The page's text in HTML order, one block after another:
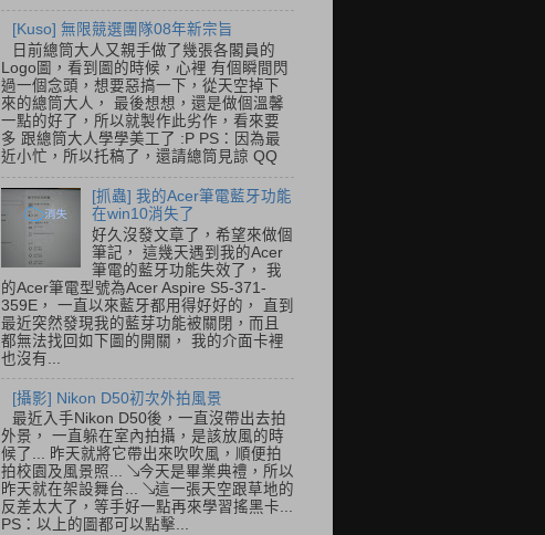
[Kuso] 無限競選團隊08年新宗旨
日前總筒大人又親手做了幾張各閣員的
Logo圖，看到圖的時候，心裡 有個瞬間閃
過一個念頭，想要惡搞一下，從天空掉下
來的總筒大人， 最後想想，還是做個溫馨
一點的好了，所以就製作此劣作，看來要
多 跟總筒大人學學美工了 :P PS：因為最
近小忙，所以托稿了，還請總筒見諒 QQ
[抓蟲] 我的Acer筆電藍牙功能
在win10消失了
好久沒發文章了，希望來做個
筆記， 這幾天遇到我的Acer
筆電的藍牙功能失效了， 我
的Acer筆電型號為Acer Aspire S5-371-
359E， 一直以來藍牙都用得好好的， 直到
最近突然發現我的藍芽功能被關閉，而且
都無法找回如下圖的開關， 我的介面卡裡
也沒有...
[攝影] Nikon D50初次外拍風景
最近入手Nikon D50後，一直沒帶出去拍
外景， 一直躲在室內拍攝，是該放風的時
候了... 昨天就將它帶出來吹吹風，順便拍
拍校園及風景照... ↘今天是畢業典禮，所以
昨天就在架設舞台... ↘這一張天空跟草地的
反差太大了，等手好一點再來學習搖黑卡...
PS：以上的圖都可以點擊...